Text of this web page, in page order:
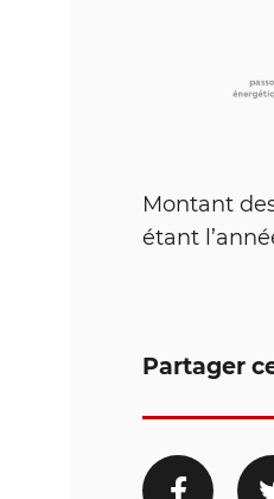
Montant
étant
Partager